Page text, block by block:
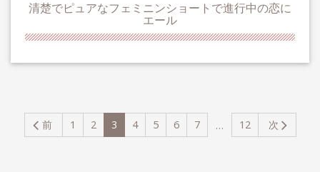
清楚でピュアなフェミニンショートで進行中の恋に
エール
前 1 2 3
（こ
4 5 6 7 … 12 次